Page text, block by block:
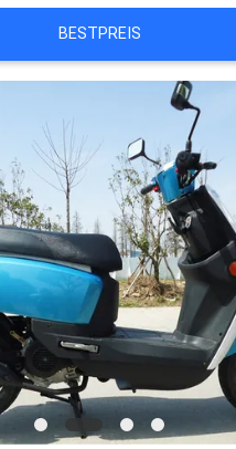
BESTPREIS